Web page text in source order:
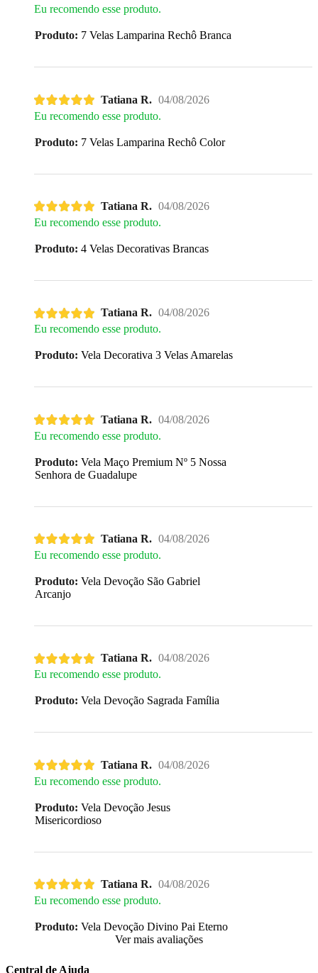
Eu recomendo esse produto.
Produto: 7 Velas Lamparina Rechô Branca
Tatiana R. 04/08/2026
Eu recomendo esse produto.
Produto: 7 Velas Lamparina Rechô Color
Tatiana R. 04/08/2026
Eu recomendo esse produto.
Produto: 4 Velas Decorativas Brancas
Tatiana R. 04/08/2026
Eu recomendo esse produto.
Produto: Vela Decorativa 3 Velas Amarelas
Tatiana R. 04/08/2026
Eu recomendo esse produto.
Produto: Vela Maço Premium Nº 5 Nossa
Senhora de Guadalupe
Tatiana R. 04/08/2026
Eu recomendo esse produto.
Produto: Vela Devoção São Gabriel
Arcanjo
Tatiana R. 04/08/2026
Eu recomendo esse produto.
Produto: Vela Devoção Sagrada Família
Tatiana R. 04/08/2026
Eu recomendo esse produto.
Produto: Vela Devoção Jesus
Misericordioso
Tatiana R. 04/08/2026
Eu recomendo esse produto.
Produto: Vela Devoção Divino Pai Eterno
Ver mais avaliações
Central de Ajuda